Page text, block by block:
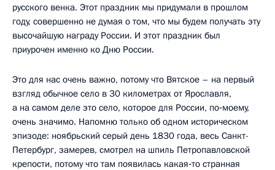
русского венка. Этот праздник мы придумали в прошлом
году, совершенно не думая о том, что мы будем получать эту
высочайшую награду России. И этот праздник был
приурочен именно ко Дню России.
Это для нас очень важно, потому что Вятское – на первый
взгляд обычное село в 30 километрах от Ярославля,
а на самом деле это село, которое для России, по‑моему,
очень значимо. Напомню только об одном историческом
эпизоде: ноябрьский серый день 1830 года, весь Санкт-
Петербург, замерев, смотрел на шпиль Петропавловской
крепости, потому что там появилась какая‑то странная